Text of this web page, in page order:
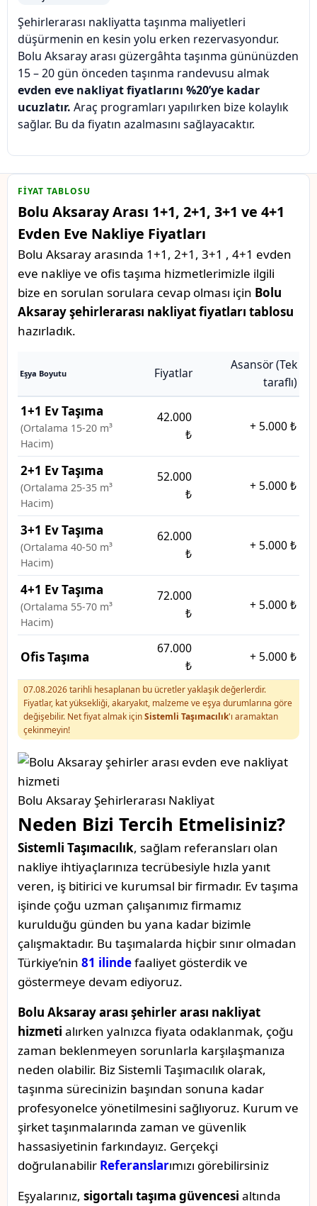
Şehirlerarası nakliyatta taşınma maliyetleri
düşürmenin en kesin yolu erken rezervasyondur.
Bolu Aksaray arası güzergâhta taşınma gününüzden
15 – 20 gün önceden taşınma randevusu almak
evden eve nakliyat fiyatlarını %20’ye kadar
ucuzlatır. Araç programları yapılırken bize kolaylık
sağlar. Bu da fiyatın azalmasını sağlayacaktır.
FIYAT TABLOSU
Bolu Aksaray Arası 1+1, 2+1, 3+1 ve 4+1
Evden Eve Nakliye Fiyatları
Bolu Aksaray arasında 1+1, 2+1, 3+1 , 4+1 evden
eve nakliye ve ofis taşıma hizmetlerimizle ilgili
bize en sorulan sorulara cevap olması için Bolu
Aksaray şehirlerarası nakliyat fiyatları tablosu
hazırladık.
Eşya Boyutu Fiyatlar
Asansör (Tek
taraflı)
1+1 Ev Taşıma
(Ortalama 15-20 m³
Hacim)
42.000
₺
+ 5.000 ₺
2+1 Ev Taşıma
(Ortalama 25-35 m³
Hacim)
52.000
₺
+ 5.000 ₺
3+1 Ev Taşıma
(Ortalama 40-50 m³
Hacim)
62.000
₺
+ 5.000 ₺
4+1 Ev Taşıma
(Ortalama 55-70 m³
Hacim)
72.000
₺
+ 5.000 ₺
Ofis Taşıma
67.000
₺
+ 5.000 ₺
07.08.2026 tarihli hesaplanan bu ücretler yaklaşık değerlerdir.
Fiyatlar, kat yüksekliği, akaryakıt, malzeme ve eşya durumlarına göre
değişebilir. Net fiyat almak içinSistemli Taşımacılık'ı aramaktan
çekinmeyin!
Bolu Aksaray Şehirlerarası Nakliyat
Neden Bizi Tercih Etmelisiniz?
Sistemli Taşımacılık, sağlam referansları olan
nakliye ihtiyaçlarınıza tecrübesiyle hızla yanıt
veren, iş bitirici ve kurumsal bir firmadır. Ev taşıma
işinde çoğu uzman çalışanımız firmamız
kurulduğu günden bu yana kadar bizimle
çalışmaktadır. Bu taşımalarda hiçbir sınır olmadan
Türkiye’nin 81 ilindefaaliyet gösterdik ve
göstermeye devam ediyoruz.
Bolu Aksaray arası şehirler arası nakliyat
hizmeti alırken yalnızca fiyata odaklanmak, çoğu
zaman beklenmeyen sorunlarla karşılaşmanıza
neden olabilir. Biz Sistemli Taşımacılık olarak,
taşınma sürecinizin başından sonuna kadar
profesyonelce yönetilmesini sağlıyoruz. Kurum ve
şirket taşınmalarında zaman ve güvenlik
hassasiyetinin farkındayız. Gerçekçi
doğrulanabilir Referanslarımızı görebilirsiniz
Eşyalarınız, sigortalı taşıma güvencesi altında